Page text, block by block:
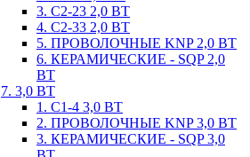
3. С2-23 2,0 ВТ
4. С2-33 2,0 ВТ
5. ПРОВОЛОЧНЫЕ KNP 2,0 ВТ
6. КЕРАМИЧЕСКИЕ - SQP 2,0
ВТ
7. 3,0 ВТ
1. С1-4 3,0 ВТ
2. ПРОВОЛОЧНЫЕ KNP 3,0 ВТ
3. КЕРАМИЧЕСКИЕ - SQP 3,0